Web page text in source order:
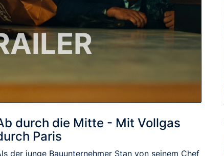
durch die Mitte - Mit Vollgas
Paris
der junge Bauunternehmer Stan von seinem Chef